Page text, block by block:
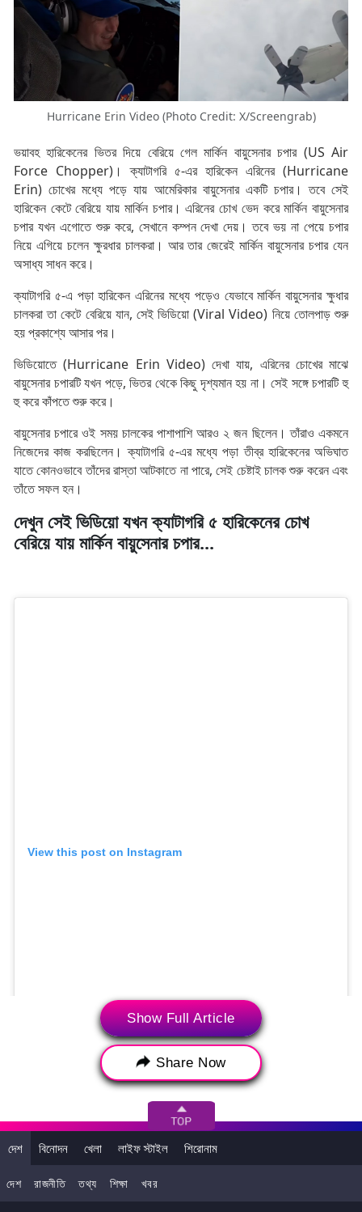
Hurricane Erin Video (Photo Credit: X/Screengrab)
ভয়াবহ হারিকেনের ভিতর দিয়ে বেরিয়ে গেল মার্কিন বায়ুসেনার চপার (US Air
Force Chopper)। ক্যাটাগরি ৫-এর হারিকেন এরিনের (Hurricane
Erin) চোখের মধ্যে পড়ে যায় আমেরিকার বায়ুসেনার একটি চপার। তবে সেই
হারিকেন কেটে বেরিয়ে যায় মার্কিন চপার। এরিনের চোখ ভেদ করে মার্কিন বায়ুসেনার
চপার যখন এগোতে শুরু করে, সেখানে কম্পন দেখা দেয়। তবে ভয় না পেয়ে চপার
নিয়ে এগিয়ে চলেন ক্ষুরধার চালকরা। আর তার জেরেই মার্কিন বায়ুসেনার চপার যেন
অসাধ্য সাধন করে।
ক্যাটাগরি ৫-এ পড়া হারিকেন এরিনের মধ্যে পড়েও যেভাবে মার্কিন বায়ুসেনার ক্ষুধার
চালকরা তা কেটে বেরিয়ে যান, সেই ভিডিয়ো (Viral Video) নিয়ে তোলপাড় শুরু
হয় প্রকাশ্যে আসার পর।
ভিডিয়োতে (Hurricane Erin Video) দেখা যায়, এরিনের চোখের মাঝে
বায়ুসেনার চপারটি যখন পড়ে, ভিতর থেকে কিছু দৃশ্যমান হয় না। সেই সঙ্গে চপারটি হু
হু করে কাঁপতে শুরু করে।
বায়ুসেনার চপারে ওই সময় চালকের পাশাপাশি আরও ২ জন ছিলেন। তাঁরাও একমনে
নিজেদের কাজ করছিলেন। ক্যাটাগরি ৫-এর মধ্যে পড়া তীব্র হারিকেনের অভিঘাত
যাতে কোনওভাবে তাঁদের রাস্তা আটকাতে না পারে, সেই চেষ্টাই চালক শুরু করেন এবং
তাঁতে সফল হন।
দেখুন সেই ভিডিয়ো যখন ক্যাটাগরি ৫ হারিকেনের চোখ
বেরিয়ে যায় মার্কিন বায়ুসেনার চপার...
View this post on Instagram
দেখুন সেই তীব্র গতির হারিকেনের ভয়াবহ রূপ...
Show Full Article
Share Now
দেশ বিনোদন খেলা লাইফ স্টাইল শিরোনাম
দেশ রাজনীতি তথ্য শিক্ষা খবর